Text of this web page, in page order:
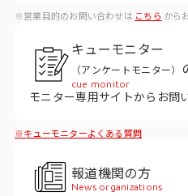
マーケティング支援
マーケティングDX
課題から探す
市場・顧客理解に関する課題
※営業目的のお問い合わせは こちら から
キューモニター
（アンケートモニター）
cue monitor
モニター専用サイトからお問
※キューモニターよくある質問
報道機関の方
News organizations